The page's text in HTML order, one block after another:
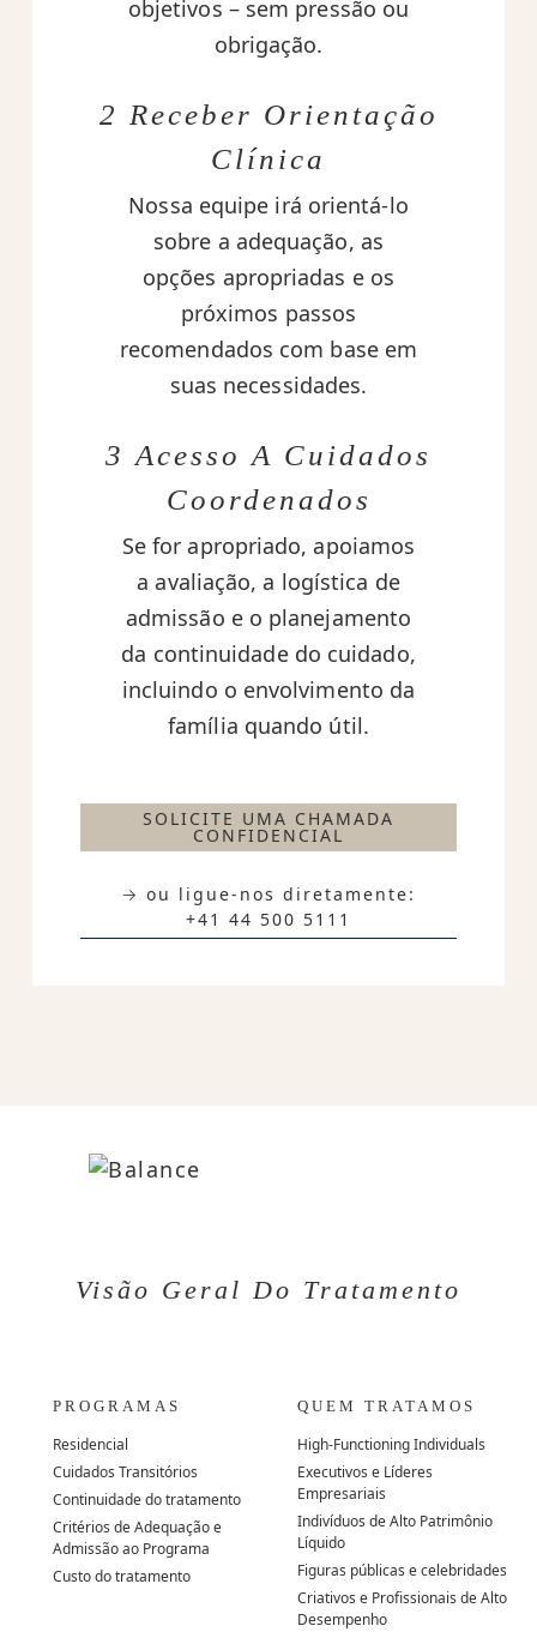
objetivos – sem pressão ou
obrigação.
2 Receber Orientação
Clínica
Nossa equipe irá orientá-lo
sobre a adequação, as
opções apropriadas e os
próximos passos
recomendados com base em
suas necessidades.
3 Acesso A Cuidados
Coordenados
Se for apropriado, apoiamos
a avaliação, a logística de
admissão e o planejamento
da continuidade do cuidado,
incluindo o envolvimento da
família quando útil.
SOLICITE UMA CHAMADA
CONFIDENCIAL
→ ou ligue-nos diretamente:
+41 44 500 5111
Visão Geral Do Tratamento
PROGRAMAS
Residencial
Cuidados Transitórios
Continuidade do tratamento
Critérios de Adequação e
Admissão ao Programa
Custo do tratamento
QUEM TRATAMOS
High-Functioning Individuals
Executivos e Líderes
Empresariais
Indivíduos de Alto Patrimônio
Líquido
Figuras públicas e celebridades
Criativos e Profissionais de Alto
Desempenho